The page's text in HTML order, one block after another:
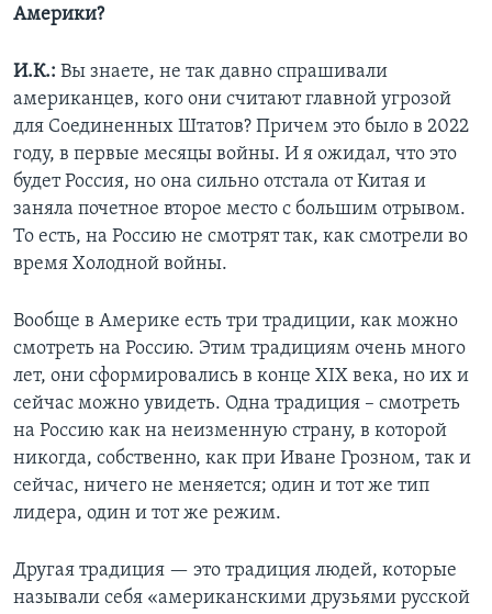
Америки?
И.К.: Вы знаете, не так давно спрашивали
американцев, кого они считают главной угрозой
для Соединенных Штатов? Причем это было в 2022
году, в первые месяцы войны. И я ожидал, что это
будет Россия, но она сильно отстала от Китая и
заняла почетное второе место с большим отрывом.
То есть, на Россию не смотрят так, как смотрели во
время Холодной войны.
Вообще в Америке есть три традиции, как можно
смотреть на Россию. Этим традициям очень много
лет, они сформировались в конце XIX века, но их и
сейчас можно увидеть. Одна традиция – смотреть
на Россию как на неизменную страну, в которой
никогда, собственно, как при Иване Грозном, так и
сейчас, ничего не меняется; один и тот же тип
лидера, один и тот же режим.
Другая традиция — это традиция людей, которые
называли себя «американскими друзьями русской